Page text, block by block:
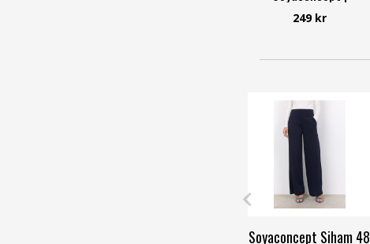
Smilebutiken
249 kr
Soyaconcept Siham 48